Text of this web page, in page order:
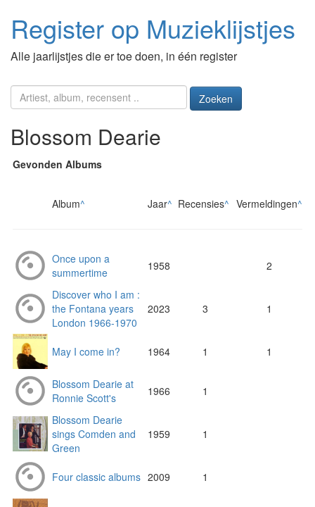
Register op Muzieklijstjes
Alle jaarlijstjes die er toe doen, in één register
Zoeken
Blossom Dearie
Gevonden Albums
Album^ Jaar^ Recensies^ Vermeldingen^
Once upon a
summertime
1958 2
Discover who I am :
the Fontana years
London 1966-1970
2023 3 1
May I come in? 1964 1 1
Blossom Dearie at
Ronnie Scott's
1966 1
Blossom Dearie
sings Comden and
Green
1959 1
Four classic albums 2009 1